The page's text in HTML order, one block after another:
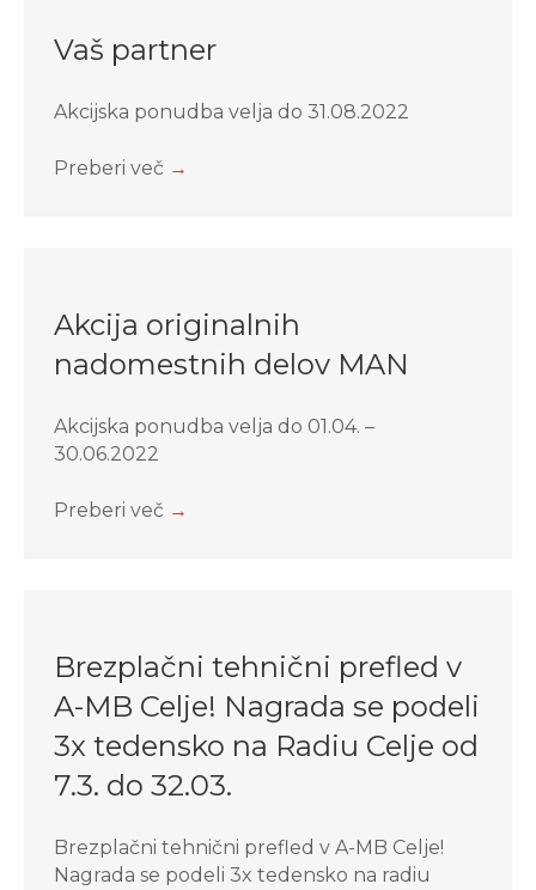
Vaš partner
Akcijska ponudba velja do 31.08.2022
Preberi več →
Akcija originalnih
nadomestnih delov MAN
Akcijska ponudba velja do 01.04. –
30.06.2022
Preberi več →
Brezplačni tehnični prefled v
A-MB Celje! Nagrada se podeli
3x tedensko na Radiu Celje od
7.3. do 32.03.
Brezplačni tehnični prefled v A-MB Celje!
Nagrada se podeli 3x tedensko na radiu